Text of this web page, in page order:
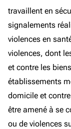
travaillent en
signalements
violences en
violences, dont
et contre les
établissements
domicile et
être amené à se
ou de violences